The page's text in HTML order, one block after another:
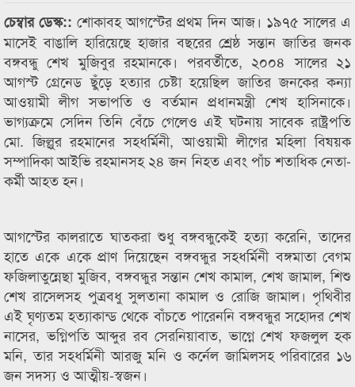
চেম্বার ডেস্ক::শোকাবহ আগস্টের প্রথম দিন আজ। ১৯৭৫ সালের এ
মাসেই বাঙালি হারিয়েছে হাজার বছরের শ্রেষ্ঠ সন্তান জাতির জনক
বঙ্গবন্ধু শেখ মুজিবুর রহমানকে। পরবর্তীতে, ২০০৪ সালের ২১
আগস্ট গ্রেনেড ছুঁড়ে হত্যার চেষ্টা হয়েছিল জাতির জনকের কন্যা
আওয়ামী লীগ সভাপতি ও বর্তমান প্রধানমন্ত্রী শেখ হাসিনাকে।
ভাগ্যক্রমে সেদিন তিনি বেঁচে গেলেও এই ঘটনায় সাবেক রাষ্ট্রপতি
মো. জিল্লুর রহমানের সহধর্মিনী, আওয়ামী লীগের মহিলা বিষয়ক
সম্পাদিকা আইভি রহমানসহ ২৪ জন নিহত এবং পাঁচ শতাধিক নেতা-
কর্মী আহত হন।
আগস্টের কালরাতে ঘাতকরা শুধু বঙ্গবন্ধুকেই হত্যা করেনি, তাদের
হাতে একে একে প্রাণ দিয়েছেন বঙ্গবন্ধুর সহধর্মিনী বঙ্গমাতা বেগম
ফজিলাতুন্নেছা মুজিব, বঙ্গবন্ধুর সন্তান শেখ কামাল, শেখ জামাল, শিশু
শেখ রাসেলসহ পুত্রবধু সুলতানা কামাল ও রোজি জামাল। পৃথিবীর
এই ঘৃণ্যতম হত্যাকান্ড থেকে বাঁচতে পারেননি বঙ্গবন্ধুর সহোদর শেখ
নাসের, ভগ্নিপতি আব্দুর রব সেরনিয়াবাত, ভাগ্নে শেখ ফজলুল হক
মনি, তার সহধর্মিনী আরজু মনি ও কর্নেল জামিলসহ পরিবারের ১৬
জন সদস্য ও আত্মীয়-স্বজন।